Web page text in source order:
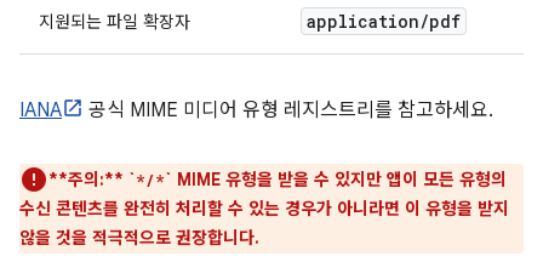
지원되는 파일 확장자 application/pdf
IANA 공식 MIME 미디어 유형 레지스트리를 참고하세요.
**주의:** `*/*` MIME 유형을 받을 수 있지만 앱이 모든 유형의
수신 콘텐츠를 완전히 처리할 수 있는 경우가 아니라면 이 유형을 받지
않을 것을 적극적으로 권장합니다.